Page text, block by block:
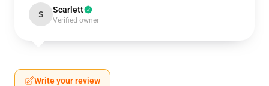
S Scarlett
Verified owner
Write your review